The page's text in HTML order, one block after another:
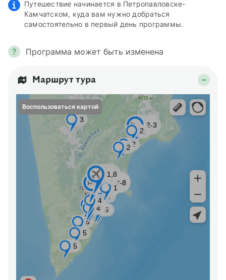
Путешествие начинается в Петропавловске-
Камчатском, куда вам нужно добраться
самостоятельно в первый день программы.
? Программа может быть изменена
Маршрут тура
Воспользоваться картой